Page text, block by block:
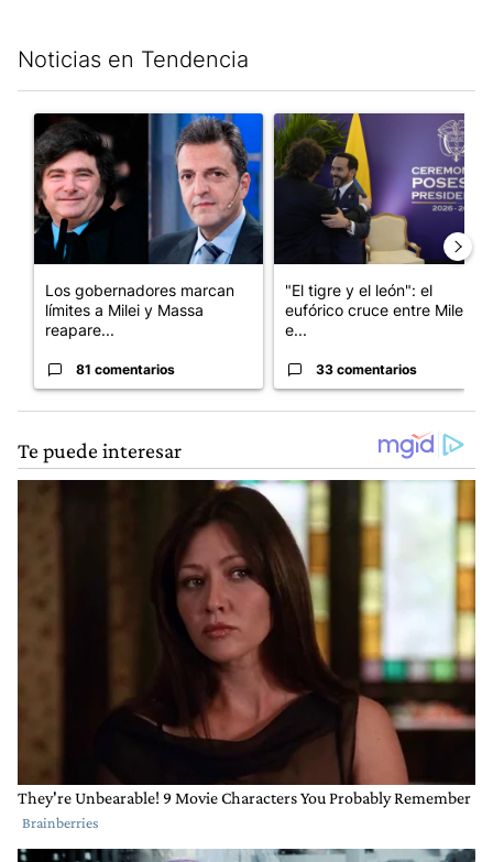
Noticias en Tendencia
Un artículo de tendencia con el título "Los gobernadores
Los gobernadores marcan
límites a Milei y Massa
reapare...
81 comentarios
Un artículo de tendencia con
"El tigre y el león": el
eufórico cruce entre Milei y
e...
33 comentarios